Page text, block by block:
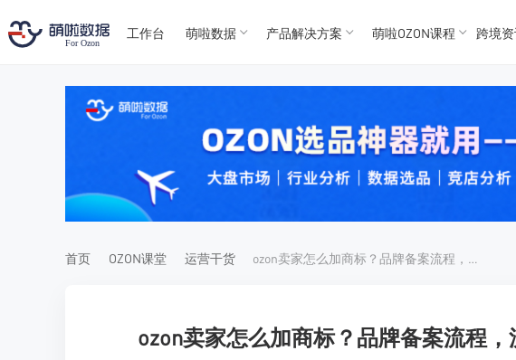
For Ozon
For
TK
TK
工作台 萌啦数据 产品解决方案 萌啦OZON课程 跨境
首页 OZON课堂 运营干货 ozon卖家怎么加商标？品牌备案流程，流量直接涨20%
ozon卖家怎么加商标？品牌备案流程